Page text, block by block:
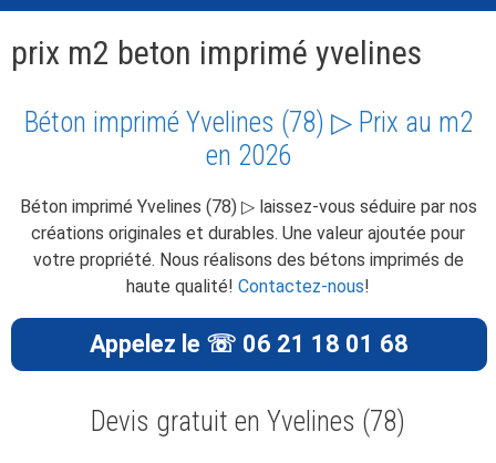
prix m2 beton imprimé yvelines
Béton imprimé Yvelines (78) ▷ Prix au m2
en 2026
Béton imprimé Yvelines (78) ▷ laissez-vous séduire par nos
créations originales et durables. Une valeur ajoutée pour
votre propriété. Nous réalisons des bétons imprimés de
haute qualité! Contactez-nous!
Appelez le ☏ 06 21 18 01 68
Devis gratuit en Yvelines (78)